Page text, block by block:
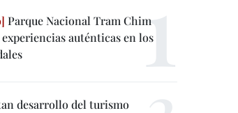
Parque Nacional Tram Chim
auténticas en los
desarrollo del turismo